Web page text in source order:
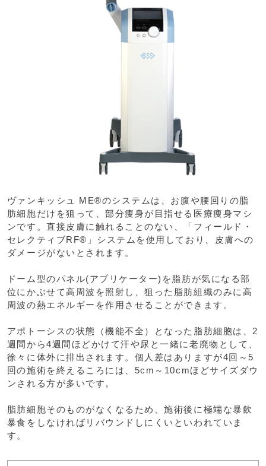
ヴァンキッシュ ME®のシステムは、お腹や腰回りの脂
肪細胞だけを狙って、部分痩身が目指せる医療痩身マシ
ンです。直接皮膚に触れることのない、「フィールド・
セレクティブRF®」システムを使用しており、皮膚への
ダメージがないとされます。
ドーム型のパネル(アプリケーター)を脂肪が気になる部
位にかぶせて高周波を照射し、狙った脂肪組織のみに高
周波の熱エネルギーを作用させることができます。
アポトーシスの状態（機能不全）となった脂肪細胞は、2
週間から4週間ほどかけて汗や尿と一緒に老廃物として、
徐々に体外に排出されます。個人差はありますが4回～5
回の施術を終えるころには、5cm～10cmほどサイズダウ
ンされる方が多いです。
脂肪細胞そのものがなくなるため、施術後に極端な暴飲
暴食をしなければリバウンドしにくいといわれていま
す。